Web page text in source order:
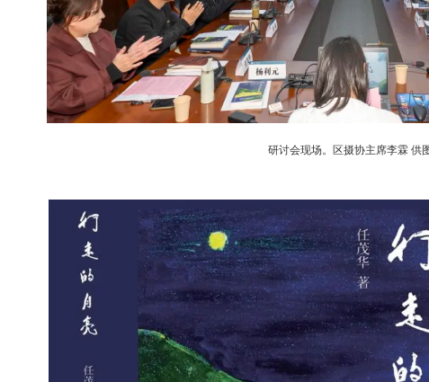
研讨会现场。区摄协主席李霖 供